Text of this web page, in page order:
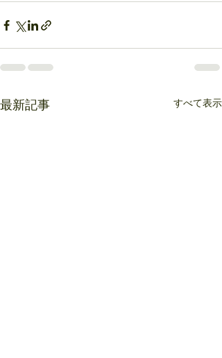
最新記事 すべて表示